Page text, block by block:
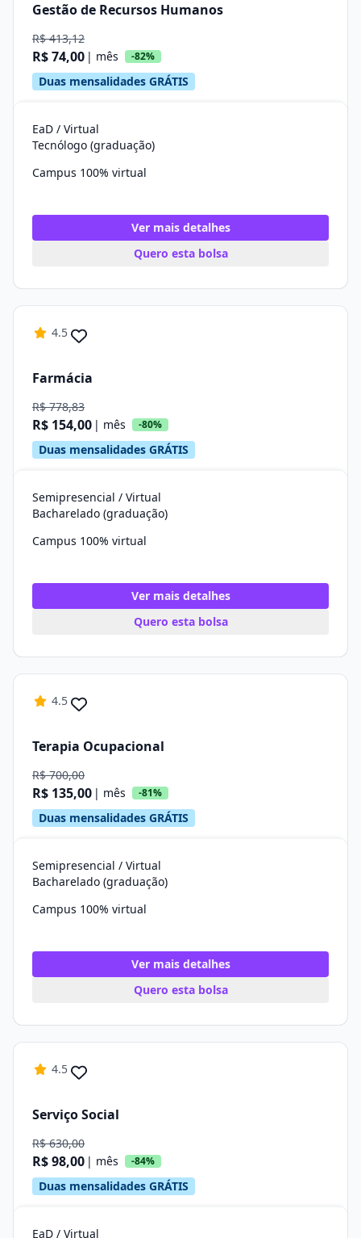
Gestão de Recursos Humanos
R$ 413,12
R$ 74,00 | mês -82%
Duas mensalidades GRÁTIS
EaD / Virtual
Tecnólogo (graduação)
Campus 100% virtual
Ver mais detalhes
Quero esta bolsa
4.5
Farmácia
R$ 778,83
R$ 154,00 | mês -80%
Duas mensalidades GRÁTIS
Semipresencial / Virtual
Bacharelado (graduação)
Campus 100% virtual
Ver mais detalhes
Quero esta bolsa
4.5
Terapia Ocupacional
R$ 700,00
R$ 135,00 | mês -81%
Duas mensalidades GRÁTIS
Semipresencial / Virtual
Bacharelado (graduação)
Campus 100% virtual
Ver mais detalhes
Quero esta bolsa
4.5
Serviço Social
R$ 630,00
R$ 98,00 | mês -84%
Duas mensalidades GRÁTIS
EaD / Virtual